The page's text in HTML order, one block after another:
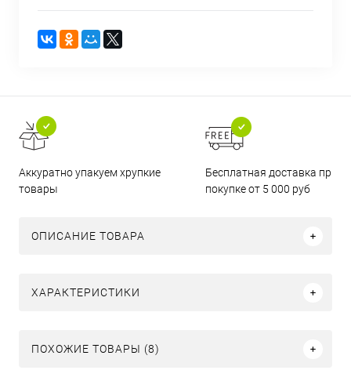
Аккуратно упакуем хрупкие
товары
Бесплатная доставка при
покупке от 5 000 руб
ОПИСАНИЕ ТОВАРА
ХАРАКТЕРИСТИКИ
ПОХОЖИЕ ТОВАРЫ (8)